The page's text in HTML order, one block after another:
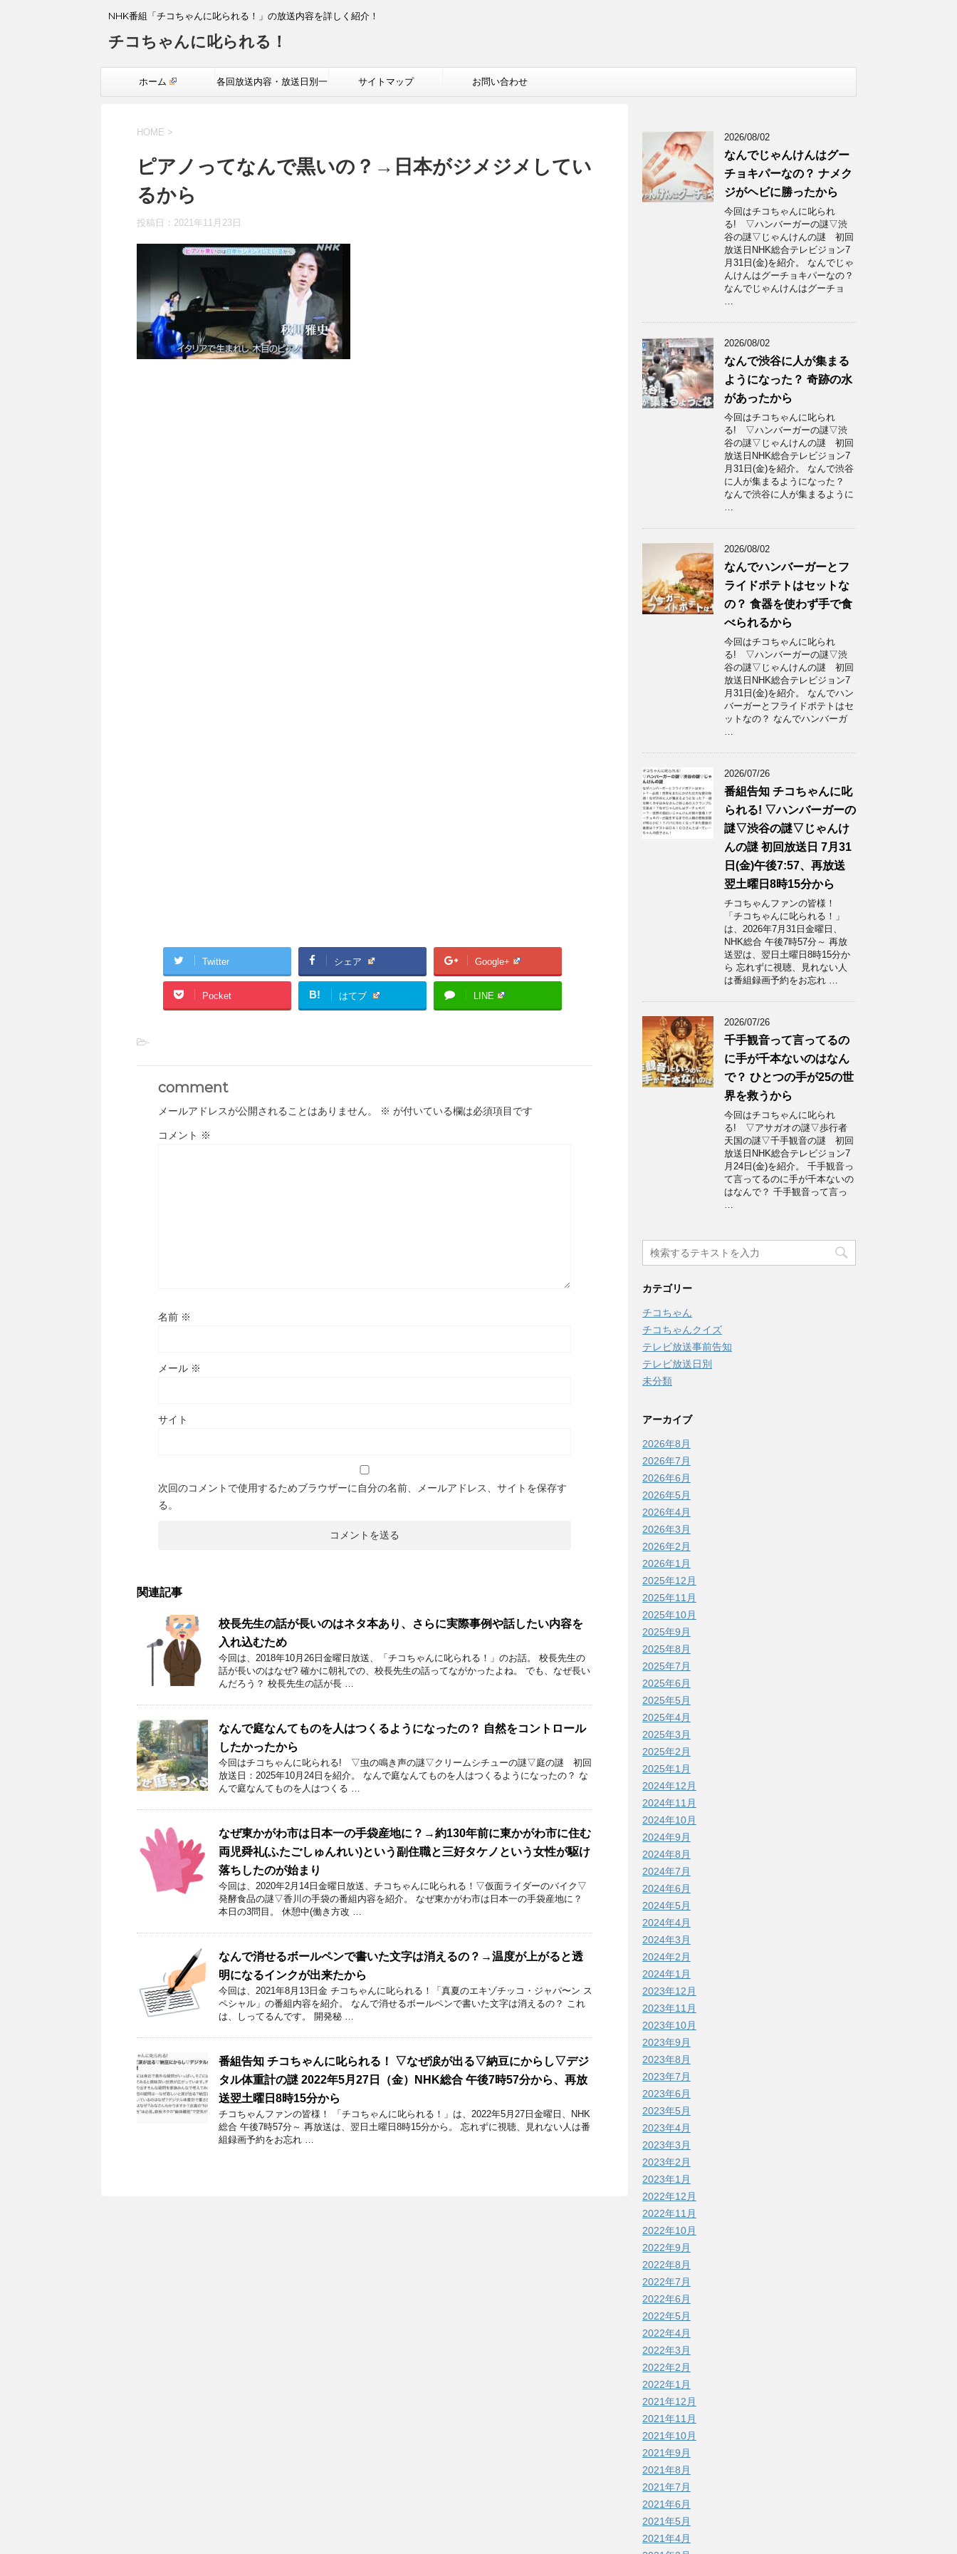
NHK番組「チコちゃんに叱られる！」の放送内容を詳しく紹介！
チコちゃんに叱られる！
ホーム 各回放送内容・放送日別一 サイトマップ お問い合わせ
HOME >
ピアノってなんで黒いの？→日本がジメジメしてい
るから
投稿日： 2021年11月23日
Twitter シェア Google+
Pocket B! はてブ LINE
-
comment
メールアドレスが公開されることはありません。 ※ が付いている欄は必須項目です
コメント ※
名前 ※
メール ※
サイト
次回のコメントで使用するためブラウザーに自分の名前、メールアドレス、サイトを保存す
る。
関連記事
校長先生の話が長いのはネタ本あり、さらに実際事例や話したい内容を
入れ込むため
今回は、2018年10月26日金曜日放送、「チコちゃんに叱られる！」のお話。 校長先生の
話が長いのはなぜ? 確かに朝礼での、校長先生の話ってながかったよね。 でも、なぜ長い
んだろう？ 校長先生の話が長 …
なんで庭なんてものを人はつくるようになったの？ 自然をコントロール
したかったから
今回はチコちゃんに叱られる! ▽虫の鳴き声の謎▽クリームシチューの謎▽庭の謎 初回
放送日：2025年10月24日を紹介。 なんで庭なんてものを人はつくるようになったの？ な
んで庭なんてものを人はつくる …
なぜ東かがわ市は日本一の手袋産地に？→約130年前に東かがわ市に住む
両児舜礼(ふたごしゅんれい)という副住職と三好タケノという女性が駆け
落ちしたのが始まり
今回は、2020年2月14日金曜日放送、チコちゃんに叱られる！▽仮面ライダーのバイク▽
発酵食品の謎▽香川の手袋の番組内容を紹介。 なぜ東かがわ市は日本一の手袋産地に？
本日の3問目。 休憩中(働き方改 …
なんで消せるボールペンで書いた文字は消えるの？→温度が上がると透
明になるインクが出来たから
今回は、2021年8月13日金 チコちゃんに叱られる！「真夏のエキゾチッコ・ジャパ〜ン ス
ペシャル」の番組内容を紹介。 なんで消せるボールペンで書いた文字は消えるの？ これ
は、しってるんです。 開発秘 …
番組告知 チコちゃんに叱られる！ ▽なぜ涙が出る▽納豆にからし▽デジ
タル体重計の謎 2022年5月27日（金）NHK総合 午後7時57分から、再放
送翌土曜日8時15分から
チコちゃんファンの皆様！ 「チコちゃんに叱られる！」​は、2022年5月27日金曜日、NHK
総合 午後7時57分～ 再放送は、翌日土曜日8時15分から。 忘れずに視聴、見れない人は番
組録画予約をお忘れ …
2026/08/02
なんでじゃんけんはグー
チョキパーなの？ ナメク
ジがヘビに勝ったから
今回はチコちゃんに叱られ
る! ▽ハンバーガーの謎▽渋
谷の謎▽じゃんけんの謎 初回
放送日NHK総合テレビジョン7
月31日(金)を紹介。 なんでじゃ
んけんはグーチョキパーなの？
なんでじゃんけんはグーチョ
…
2026/08/02
なんで渋谷に人が集まる
ようになった？ 奇跡の水
があったから
今回はチコちゃんに叱られ
る! ▽ハンバーガーの謎▽渋
谷の謎▽じゃんけんの謎 初回
放送日NHK総合テレビジョン7
月31日(金)を紹介。 なんで渋谷
に人が集まるようになった？
なんで渋谷に人が集まるように
…
2026/08/02
なんでハンバーガーとフ
ライドポテトはセットな
の？ 食器を使わず手で食
べられるから
今回はチコちゃんに叱られ
る! ▽ハンバーガーの謎▽渋
谷の謎▽じゃんけんの謎 初回
放送日NHK総合テレビジョン7
月31日(金)を紹介。 なんでハン
バーガーとフライドポテトはセ
ットなの？ なんでハンバーガ
…
2026/07/26
番組告知 チコちゃんに叱
られる! ▽ハンバーガーの
謎▽渋谷の謎▽じゃんけ
んの謎 初回放送日 7月31
日(金)午後7:57、再放送
翌土曜日8時15分から
チコちゃんファンの皆様！
「チコちゃんに叱られる！」​
は、2026年7月31日金曜日、
NHK総合 午後7時57分～ 再放
送翌は、翌日土曜日8時15分か
ら 忘れずに視聴、見れない人
は番組録画予約をお忘れ …
2026/07/26
千手観音って言ってるの
に手が千本ないのはなん
で？ ひとつの手が25の世
界を救うから
今回はチコちゃんに叱られ
る! ▽アサガオの謎▽歩行者
天国の謎▽千手観音の謎 初回
放送日NHK総合テレビジョン7
月24日(金)を紹介。 千手観音っ
て言ってるのに手が千本ないの
はなんで？ 千手観音って言っ
…
カテゴリー
チコちゃん
チコちゃんクイズ
テレビ放送事前告知
テレビ放送日別
未分類
アーカイブ
2026年8月
2026年7月
2026年6月
2026年5月
2026年4月
2026年3月
2026年2月
2026年1月
2025年12月
2025年11月
2025年10月
2025年9月
2025年8月
2025年7月
2025年6月
2025年5月
2025年4月
2025年3月
2025年2月
2025年1月
2024年12月
2024年11月
2024年10月
2024年9月
2024年8月
2024年7月
2024年6月
2024年5月
2024年4月
2024年3月
2024年2月
2024年1月
2023年12月
2023年11月
2023年10月
2023年9月
2023年8月
2023年7月
2023年6月
2023年5月
2023年4月
2023年3月
2023年2月
2023年1月
2022年12月
2022年11月
2022年10月
2022年9月
2022年8月
2022年7月
2022年6月
2022年5月
2022年4月
2022年3月
2022年2月
2022年1月
2021年12月
2021年11月
2021年10月
2021年9月
2021年8月
2021年7月
2021年6月
2021年5月
2021年4月